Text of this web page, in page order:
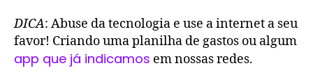
DICA: Abuse da tecnologia e use a internet a seu
favor! Criando uma planilha de gastos ou algum
app que já indicamos em nossas redes.